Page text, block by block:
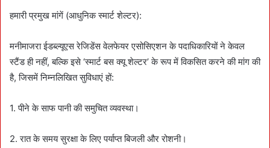
हमारी प्रमुख मांगें (आधुनिक स्मार्ट शेल्टर):
मनीमाजरा ईडब्ल्यूएस रेजिडेंस वेलफेयर एसोसिएशन के पदाधिकारियों ने केवल
स्टैंड ही नहीं, बल्कि इसे ‘स्मार्ट बस क्यू शेल्टर’ के रूप में विकसित करने की मांग की
है, जिसमें निम्नलिखित सुविधाएं हों:
1. पीने के साफ पानी की समुचित व्यवस्था।
2. रात के समय सुरक्षा के लिए पर्याप्त बिजली और रोशनी।